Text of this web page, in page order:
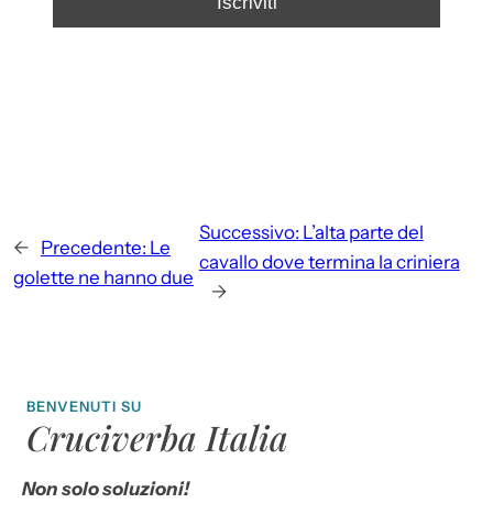
← Precedente: Le
golette ne hanno due
Successivo: L’alta parte del
cavallo dove termina la criniera
→
BENVENUTI SU
Cruciverba Italia
Non solo soluzioni!